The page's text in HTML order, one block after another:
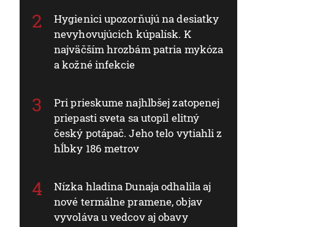
Hygienici upozorňujú na desiatky
nevyhovujúcich kúpalísk. K
najväčším hrozbám patria mykóza
a kožné infekcie
Pri prieskume najhlbšej zatopenej
priepasti sveta sa utopil elitný
český potápač. Jeho telo vytiahli z
hĺbky 186 metrov
Nízka hladina Dunaja odhalila aj
nové termálne pramene, objav
vyvoláva u vedcov aj obavy